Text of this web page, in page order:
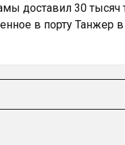
доставил 30 тысяч
в порту Танжер